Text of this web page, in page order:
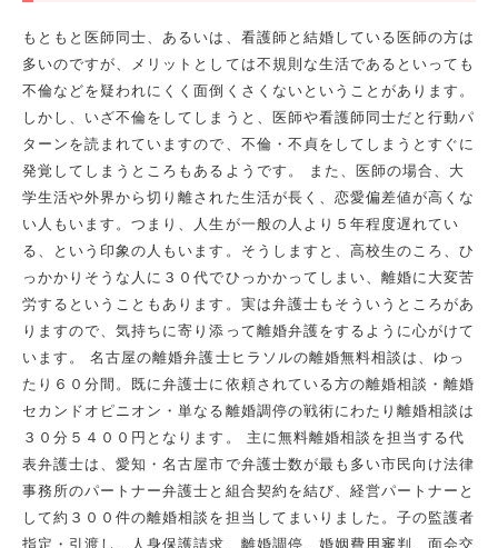
もともと医師同士、あるいは、看護師と結婚している医師の方は
多いのですが、メリットとしては不規則な生活であるといっても
不倫などを疑われにくく面倒くさくないということがあります。
しかし、いざ不倫をしてしまうと、医師や看護師同士だと行動パ
ターンを読まれていますので、不倫・不貞をしてしまうとすぐに
発覚してしまうところもあるようです。 また、医師の場合、大
学生活や外界から切り離された生活が長く、恋愛偏差値が高くな
い人もいます。つまり、人生が一般の人より５年程度遅れてい
る、という印象の人もいます。そうしますと、高校生のころ、ひ
っかかりそうな人に３０代でひっかかってしまい、離婚に大変苦
労するということもあります。実は弁護士もそういうところがあ
りますので、気持ちに寄り添って離婚弁護をするように心がけて
います。 名古屋の離婚弁護士ヒラソルの離婚無料相談は、ゆっ
たり６０分間。既に弁護士に依頼されている方の離婚相談・離婚
セカンドオピニオン・単なる離婚調停の戦術にわたり離婚相談は
３０分５４００円となります。 主に無料離婚相談を担当する代
表弁護士は、愛知・名古屋市で弁護士数が最も多い市民向け法律
事務所のパートナー弁護士と組合契約を結び、経営パートナーと
して約３００件の離婚相談を担当してまいりました。子の監護者
指定・引渡し、人身保護請求、離婚調停、婚姻費用審判、面会交